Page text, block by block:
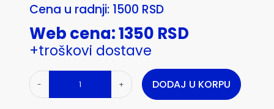
Cena u radnji: 1500 RSD
Web cena: 1350 RSD
+troškovi dostave
- + DODAJ U KORPU